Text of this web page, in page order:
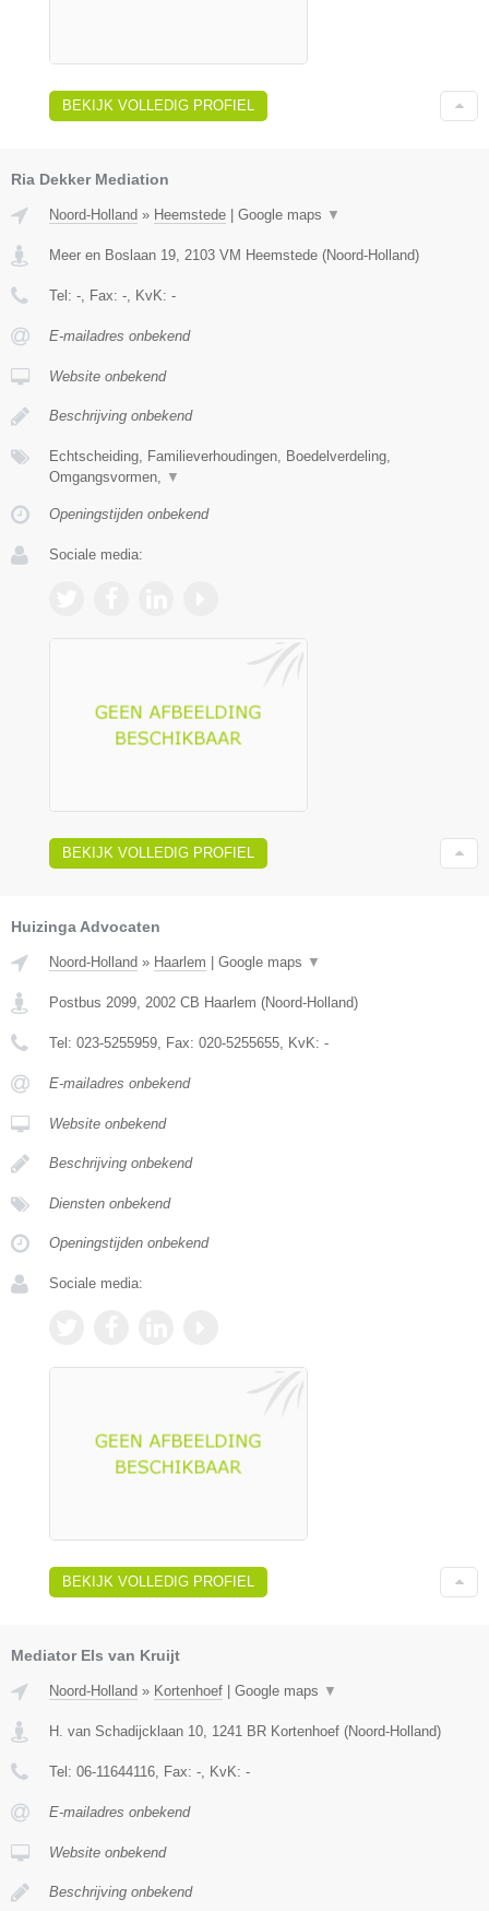
BEKIJK VOLLEDIG PROFIEL
Ria Dekker Mediation
Noord-Holland » Heemstede Google maps ▼
Meer en Boslaan 19, 2103 VM Heemstede (Noord-Holland)
Tel: -, Fax: -, KvK: -
E-mailadres onbekend
Website onbekend
Beschrijving onbekend
Echtscheiding, Familieverhoudingen, Boedelverdeling,
Omgangsvormen, ▼
Openingstijden onbekend
Sociale media:
BEKIJK VOLLEDIG PROFIEL
Huizinga Advocaten
Noord-Holland » Haarlem Google maps ▼
Postbus 2099 2002 CB Haarlem (Noord-Holland)
Tel: 023-5255959 , Fax: 020-5255655 , KvK: -
E-mailadres onbekend
Website onbekend
Beschrijving onbekend
Diensten onbekend
Openingstijden onbekend
Sociale media:
BEKIJK VOLLEDIG PROFIEL
Mediator Els van Kruijt
Noord-Holland » Kortenhoef | Google maps ▼
H. van Schadijcklaan 10 1241 BR Kortenhoef (Noord-Holland)
Tel: 06-11644116 , Fax: - , KvK: -
E-mailadres onbekend
Website onbekend
Beschrijving onbekend